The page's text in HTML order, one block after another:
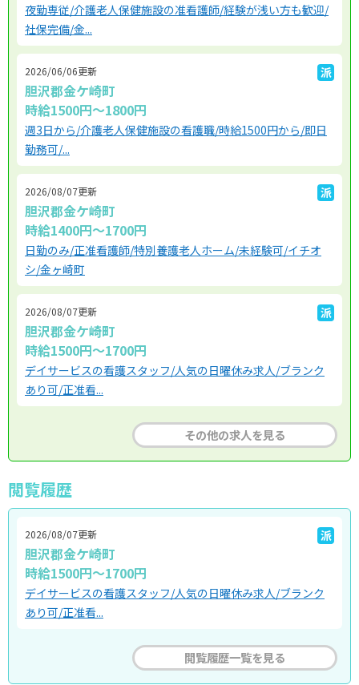
夜勤専従/介護老人保健施設の准看護師/経験が浅い方も歓迎/
社保完備/金...
2026/06/06更新 派
胆沢郡金ケ崎町
時給1500円～1800円
週3日から/介護老人保健施設の看護職/時給1500円から/即日
勤務可/...
2026/08/07更新 派
胆沢郡金ケ崎町
時給1400円～1700円
日勤のみ/正准看護師/特別養護老人ホーム/未経験可/イチオ
シ/金ヶ崎町
2026/08/07更新 派
胆沢郡金ケ崎町
時給1500円～1700円
デイサービスの看護スタッフ/人気の日曜休み求人/ブランク
あり可/正准看...
その他の求人を見る
閲覧履歴
2026/08/07更新 派
胆沢郡金ケ崎町
時給1500円～1700円
デイサービスの看護スタッフ/人気の日曜休み求人/ブランク
あり可/正准看...
閲覧履歴一覧を見る